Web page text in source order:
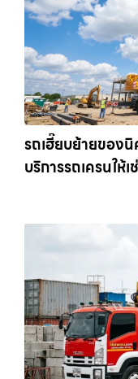
รถเฮี๊ยบย้ายของ
บริการรถเครนให้